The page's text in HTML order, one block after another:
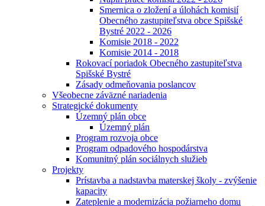
Smernica o zložení a úlohách komisií
Obecného zastupiteľstva obce Spišské
Bystré 2022 - 2026
Komisie 2018 - 2022
Komisie 2014 - 2018
Rokovací poriadok Obecného zastupiteľstva
Spišské Bystré
Zásady odmeňovania poslancov
Všeobecne záväzné nariadenia
Strategické dokumenty
Územný plán obce
Územný plán
Program rozvoja obce
Program odpadového hospodárstva
Komunitný plán sociálnych služieb
Projekty
Prístavba a nadstavba materskej školy - zvýšenie
kapacity
Zateplenie a modernizácia požiarneho domu